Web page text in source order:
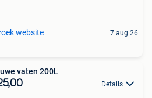
website 7 aug 26
vaten 200L
Details